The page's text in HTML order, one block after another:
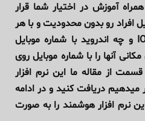
آموزش در اختیار شما قرار
افراد رو بدون محدودیت و با هر
سیستم عاملی چه آیفون IOS و چه اندروید با شماره موبایل
آنها را با شماره موبایل روی
از مقاله ما این نرم افزار
میدهیم دریافت کنید و در ادامه
نرم افزار هوشمند را به صورت